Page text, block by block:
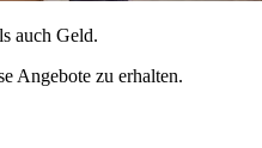
auch Geld.
Angebote zu erhalten.